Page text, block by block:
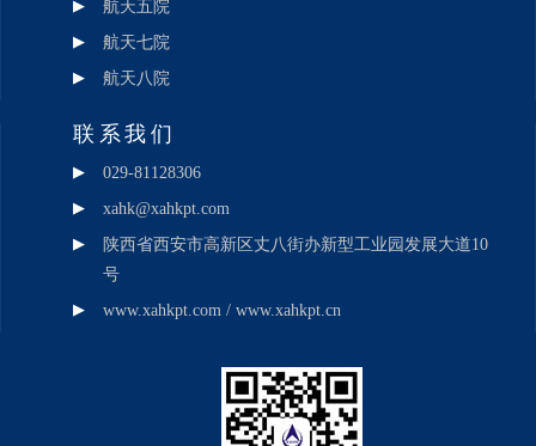
航天五院
航天七院
航天八院
联系我们
029-81128306
xahk@xahkpt.com
陕西省西安市高新区丈八街办新型工业园发展大道10
号
www.xahkpt.com / www.xahkpt.cn